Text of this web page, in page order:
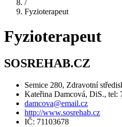
/
Fyzioterapeut
Fyzioterapeut
SOSREHAB.CZ
Semice 280, Zdravotní
Kateřina Damcová, DiS., tel:
damcova@email.cz
http://www.sosrehab.cz
IČ: 71103678